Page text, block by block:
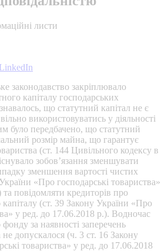
листи
законодавство закріплювало
капіталу господарських
що статутний капітал не є
використовуватись у діяльності
було передбачено, що статутний
розмір майна, що гарантує
(ст. 144 Цивільного кодексу в
зобов’язання зменшувати
зменшення вартості чистих
«Про господарські товариства»
повідомляти кредиторів про
(ст. 39 Закону України «Про
у ред. до 17.06.2018 р.). Водночас
за наявності заперечень
не допускалося (ч. 3 ст. 16 Закону
товариства» у ред. до 17.06.2018